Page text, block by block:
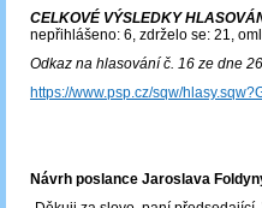
CELKOVÉ VÝSLEDKY
nepřihlášeno: 6, zdrželo se: 21,
Odkaz na hlasování č. 16 ze dne
https://www.psp.cz/sqw/
Návrh poslance Jaroslava